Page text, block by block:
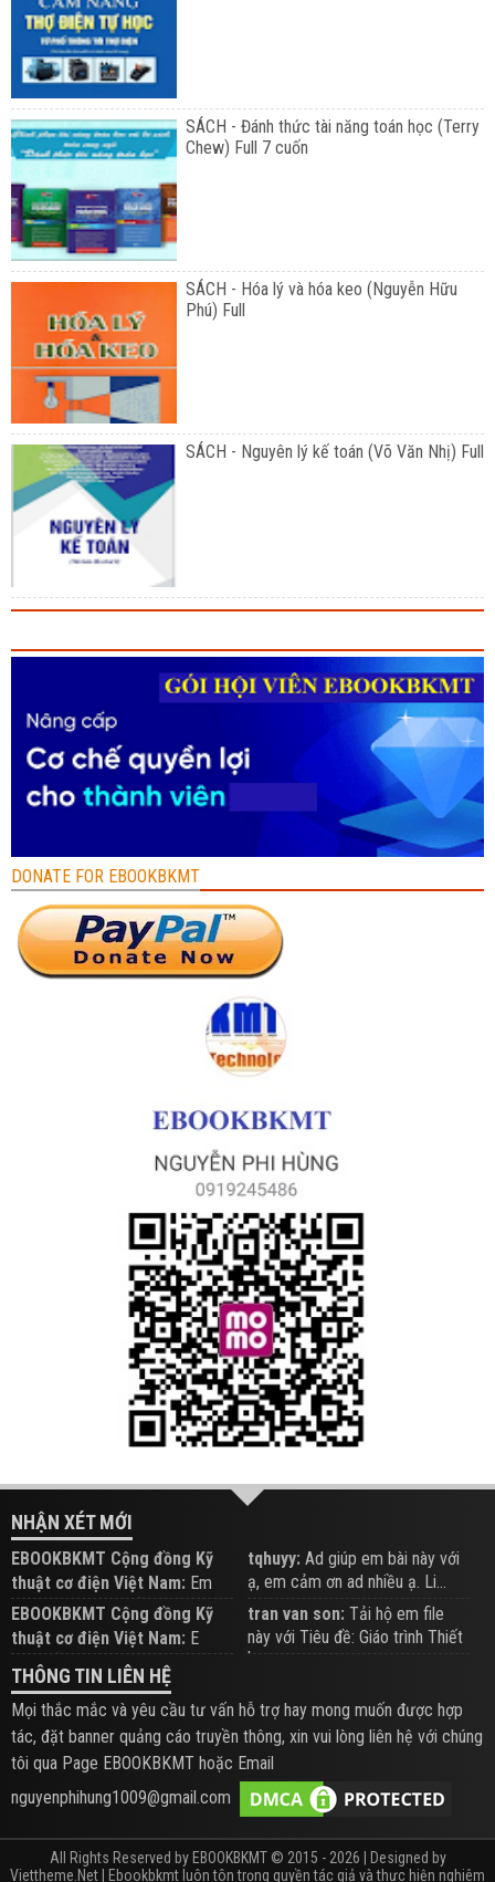
SÁCH - Đánh thức tài năng toán học (Terry
Chew) Full 7 cuốn
SÁCH - Hóa lý và hóa keo (Nguyễn Hữu
Phú) Full
SÁCH - Nguyên lý kế toán (Võ Văn Nhị) Full
DONATE FOR EBOOKBKMT
NHẬN XÉT MỚI
EBOOKBKMT Cộng đồng Kỹ
thuật cơ điện Việt Nam: Em
đăng trên Group hỗ trợ nhé
tqhuyy: Ad giúp em bài này với
ạ, em cảm ơn ad nhiều ạ. Li...
EBOOKBKMT Cộng đồng Kỹ
thuật cơ điện Việt Nam: E
xem hỗ trợ trên Group
tran van son: Tải hộ em file
này với Tiêu đề: Giáo trình Thiết
b...
THÔNG TIN LIÊN HỆ
Mọi thắc mắc và yêu cầu tư vấn hỗ trợ hay mong muốn được hợp
tác, đặt banner quảng cáo truyền thông, xin vui lòng liên hệ với chúng
tôi qua Page EBOOKBKMT hoặc Email
nguyenphihung1009@gmail.com
All Rights Reserved by EBOOKBKMT © 2015 - 2026 | Designed by
Viettheme.Net | Ebookbkmt luôn tôn trọng quyền tác giả và thực hiện nghiêm